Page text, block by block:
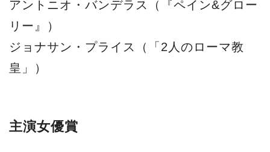
アントニオ・バンデラス（『ペイン&グロー
リー』）
ジョナサン・プライス（「2人のローマ教
皇」）
主演女優賞